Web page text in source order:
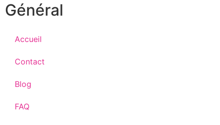
Général
Accueil
Contact
Blog
FAQ